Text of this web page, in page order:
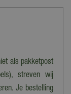
als pakketpost
streven wij
Je bestelling